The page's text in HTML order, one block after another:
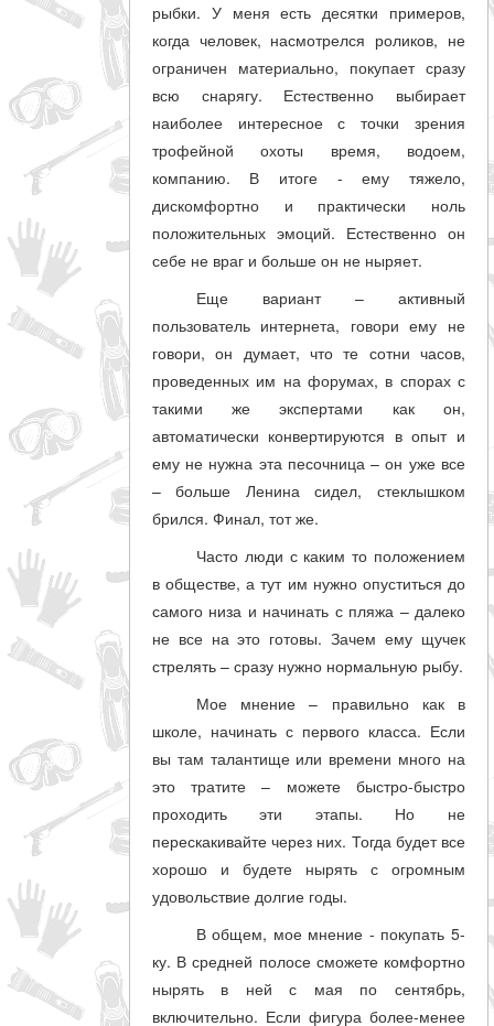
рыбки. У меня есть десятки примеров,
когда человек, насмотрелся роликов, не
ограничен материально, покупает сразу
всю снарягу. Естественно выбирает
наиболее интересное с точки зрения
трофейной охоты время, водоем,
компанию. В итоге - ему тяжело,
дискомфортно и практически ноль
положительных эмоций. Естественно он
себе не враг и больше он не ныряет.
Еще вариант – активный
пользователь интернета, говори ему не
говори, он думает, что те сотни часов,
проведенных им на форумах, в спорах с
такими же экспертами как он,
автоматически конвертируются в опыт и
ему не нужна эта песочница – он уже все
– больше Ленина сидел, стеклышком
брился. Финал, тот же.
Часто люди с каким то положением
в обществе, а тут им нужно опуститься до
самого низа и начинать с пляжа – далеко
не все на это готовы. Зачем ему щучек
стрелять – сразу нужно нормальную рыбу.
Мое мнение – правильно как в
школе, начинать с первого класса. Если
вы там талантище или времени много на
это тратите – можете быстро-быстро
проходить эти этапы. Но не
перескакивайте через них. Тогда будет все
хорошо и будете нырять с огромным
удовольствие долгие годы.
В общем, мое мнение - покупать 5-
ку. В средней полосе сможете комфортно
нырять в ней с мая по сентябрь,
включительно. Если фигура более-менее